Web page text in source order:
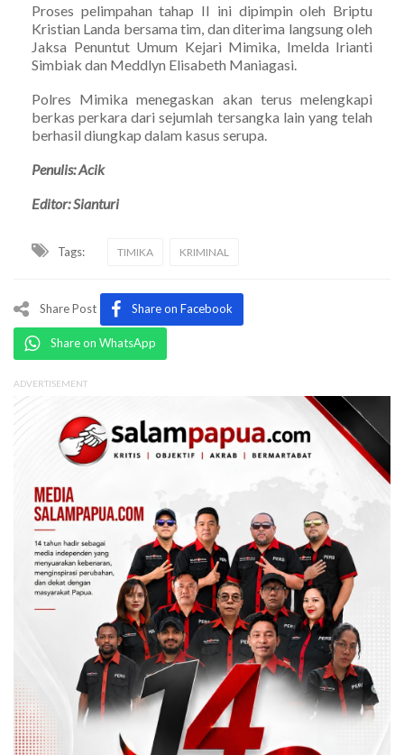
Proses pelimpahan tahap II ini dipimpin oleh Briptu
Kristian Landa bersama tim, dan diterima langsung oleh
Jaksa Penuntut Umum Kejari Mimika, Imelda Irianti
Simbiak dan Meddlyn Elisabeth Maniagasi.
Polres Mimika menegaskan akan terus melengkapi
berkas perkara dari sejumlah tersangka lain yang telah
berhasil diungkap dalam kasus serupa.
Penulis: Acik
Editor: Sianturi
Tags: TIMIKA KRIMINAL
Share Post Share on Facebook
Share on WhatsApp
ADVERTISEMENT